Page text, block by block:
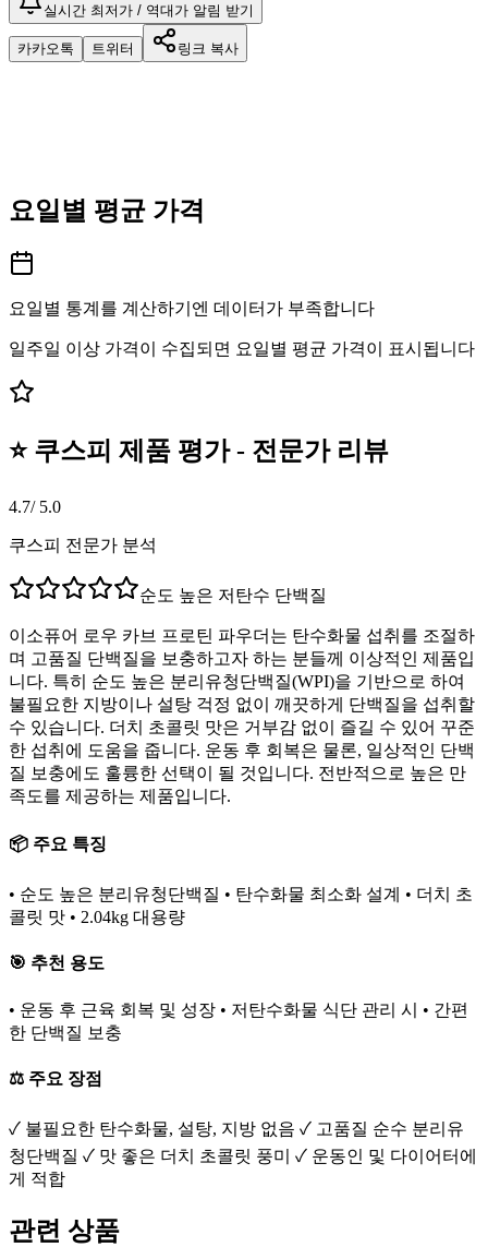
실시간 최저가 / 역대가 알림 받기
카카오톡 트위터 링크 복사
요일별 평균 가격
요일별 통계를 계산하기엔 데이터가 부족합니다
일주일 이상 가격이 수집되면 요일별 평균 가격이 표시됩니다
⭐ 쿠스피 제품 평가 - 전문가 리뷰
4.7/ 5.0
쿠스피 전문가 분석
순도 높은 저탄수 단백질
이소퓨어 로우 카브 프로틴 파우더는 탄수화물 섭취를 조절하
며 고품질 단백질을 보충하고자 하는 분들께 이상적인 제품입
니다. 특히 순도 높은 분리유청단백질(WPI)을 기반으로 하여
불필요한 지방이나 설탕 걱정 없이 깨끗하게 단백질을 섭취할
수 있습니다. 더치 초콜릿 맛은 거부감 없이 즐길 수 있어 꾸준
한 섭취에 도움을 줍니다. 운동 후 회복은 물론, 일상적인 단백
질 보충에도 훌륭한 선택이 될 것입니다. 전반적으로 높은 만
족도를 제공하는 제품입니다.
📦 주요 특징
• 순도 높은 분리유청단백질 • 탄수화물 최소화 설계 • 더치 초
콜릿 맛 • 2.04kg 대용량
🎯 추천 용도
• 운동 후 근육 회복 및 성장 • 저탄수화물 식단 관리 시 • 간편
한 단백질 보충
⚖️ 주요 장점
✓ 불필요한 탄수화물, 설탕, 지방 없음 ✓ 고품질 순수 분리유
청단백질 ✓ 맛 좋은 더치 초콜릿 풍미 ✓ 운동인 및 다이어터에
게 적합
관련 상품